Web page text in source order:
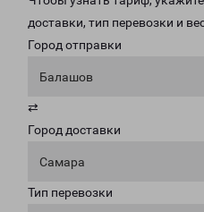
доставки, тип перевозки и вес
Город отправки
Балашов
⇄
Город доставки
Самара
Тип перевозки